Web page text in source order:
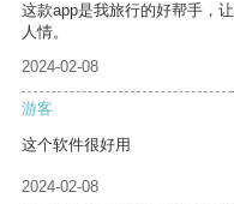
这款app是我旅行的好帮手，
人情。
2024-02-08
游客
这个软件很好用
2024-02-08